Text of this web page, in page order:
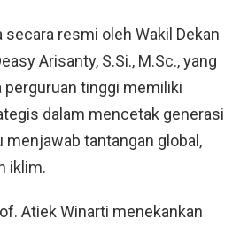
resmi oleh Wakil Dekan
Arisanty, S.Si., M.Sc., yang
perguruan tinggi memiliki
dalam mencetak generasi
menjawab tantangan global,
iklim.
Atiek Winarti menekankan